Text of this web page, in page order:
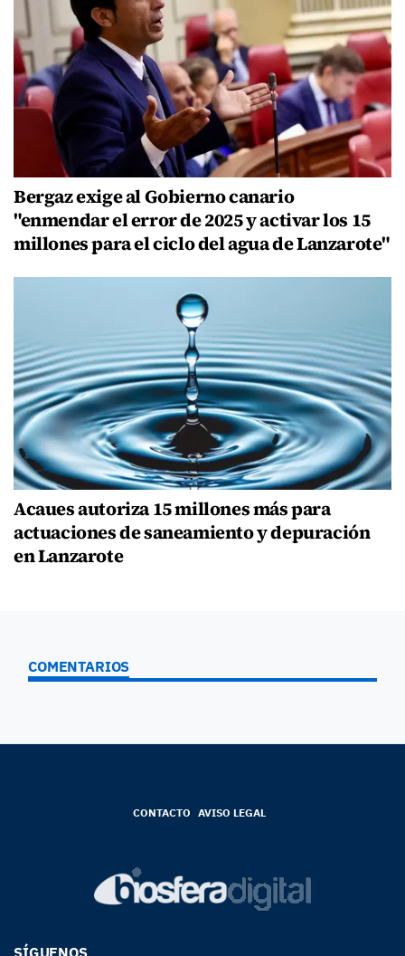
Bergaz exige al Gobierno canario
"enmendar el error de 2025 y activar los 15
millones para el ciclo del agua de Lanzarote"
Acaues autoriza 15 millones más para
actuaciones de saneamiento y depuración
en Lanzarote
COMENTARIOS
CONTACTO AVISO LEGAL
SÍGUENOS